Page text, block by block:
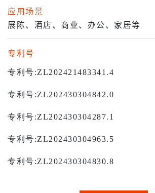
应用场景
展陈、酒店、商业、办公、家居等
专利号
专利号:ZL202421483341.4
专利号:ZL202430304842.0
专利号:ZL202430304287.1
专利号:ZL202430304963.5
专利号:ZL202430304830.8